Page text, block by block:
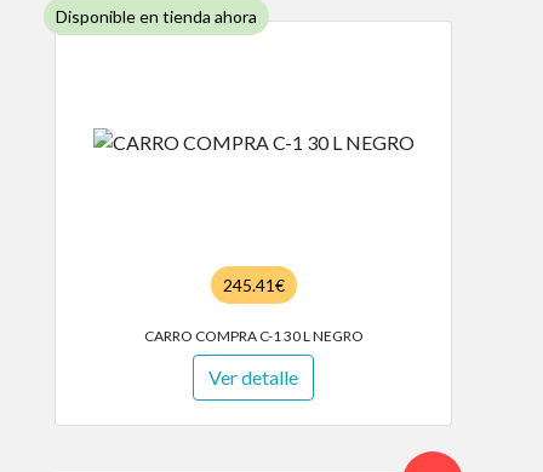
Disponible en tienda ahora
245.41€
CARRO COMPRA C-1 30 L NEGRO
Ver detalle